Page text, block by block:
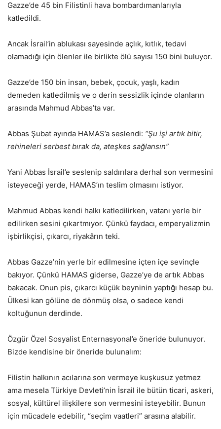
Gazze’de 45 bin Filistinli hava bombardımanlarıyla
katledildi.
Ancak İsrail’in ablukası sayesinde açlık, kıtlık, tedavi
olamadığı için ölenler ile birlikte ölü sayısı 150 bini buluyor.
Gazze’de 150 bin insan, bebek, çocuk, yaşlı, kadın
demeden katledilmiş ve o derin sessizlik içinde olanların
arasında Mahmud Abbas’ta var.
Abbas Şubat ayında HAMAS’a seslendi: “Şu işi artık bitir,
rehineleri serbest bırak da, ateşkes sağlansın”
Yani Abbas İsrail’e seslenip saldırılara derhal son vermesini
isteyeceği yerde, HAMAS’ın teslim olmasını istiyor.
Mahmud Abbas kendi halkı katledilirken, vatanı yerle bir
edilirken sesini çıkartmıyor. Çünkü faydacı, emperyalizmin
işbirlikçisi, çıkarcı, riyakârın teki.
Abbas Gazze’nin yerle bir edilmesine içten içe sevinçle
bakıyor. Çünkü HAMAS giderse, Gazze’ye de artık Abbas
bakacak. Onun pis, çıkarcı küçük beyninin yaptığı hesap bu.
Ülkesi kan gölüne de dönmüş olsa, o sadece kendi
koltuğunun derdinde.
Özgür Özel Sosyalist Enternasyonal’e öneride bulunuyor.
Bizde kendisine bir öneride bulunalım:
Filistin halkının acılarına son vermeye kuşkusuz yetmez
ama mesela Türkiye Devleti’nin İsrail ile bütün ticari, askeri,
sosyal, kültürel ilişkilere son vermesini isteyebilir. Bunun
için mücadele edebilir, “seçim vaatleri” arasına alabilir.